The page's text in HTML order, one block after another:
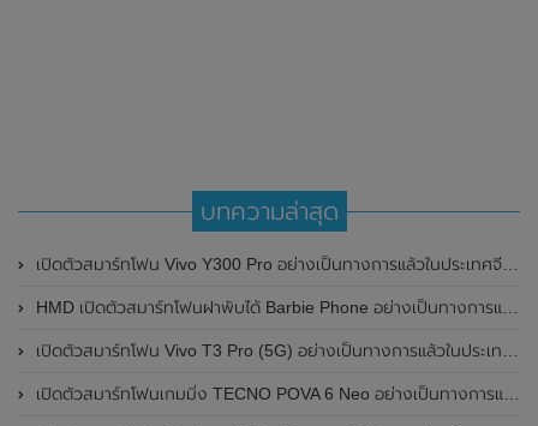
บทความล่าสุด
เปิดตัวสมาร์ทโฟน Vivo Y300 Pro อย่างเป็นทางการแล้วในประเทศจีน มาพร้อมดีไซน์พรีเมี่ยม ทนทาน และแบตเตอรี่สุดอึดขนาดใหญ่ 6,500mAh พร้อมรองรับการชาร์จไว 80W
HMD เปิดตัวสมาร์ทโฟนฝาพับได้ Barbie Phone อย่างเป็นทางการแล้ว มาพร้อมธีมสีชมพูสดใส
เปิดตัวสมาร์ทโฟน Vivo T3 Pro (5G) อย่างเป็นทางการแล้วในประเทศอินเดีย
เปิดตัวสมาร์ทโฟนเกมมิ่ง TECNO POVA 6 Neo อย่างเป็นทางการแล้วในประเทศไทย ในราคา 8,499 บาท